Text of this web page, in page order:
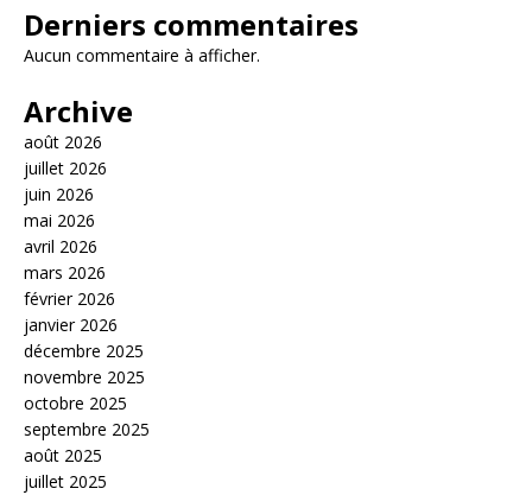
Derniers commentaires
Aucun commentaire à afficher.
Archive
août 2026
juillet 2026
juin 2026
mai 2026
avril 2026
mars 2026
février 2026
janvier 2026
décembre 2025
novembre 2025
octobre 2025
septembre 2025
août 2025
juillet 2025